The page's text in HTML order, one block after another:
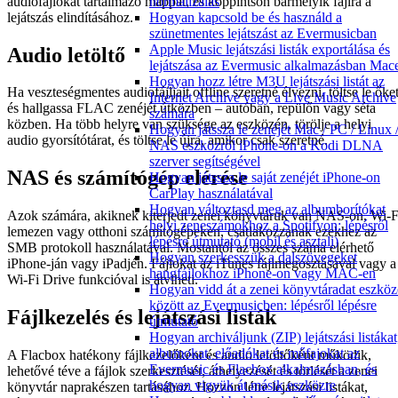
Hogyan kapcsold be és használd a
szünetmentes lejátszást az Evermusicban
Apple Music lejátszási listák exportálása és
lejátszása az Evermusic alkalmazásban
Hogyan hozz létre M3U lejátszási listát az
Internet Archive vagy a Live Music Archive
számára
Hogyan játssza le zenéjét Mac / PC / Linux /
NAS eszközről iPhone-on a Kodi DLNA
szerver segítségével
Hogyan játssza le saját zenéjét iPhone-on
CarPlay használatával
Hogyan változtasd meg az albumborítókat
helyi zeneszámokhoz a Spotifyon: lépésről
lépésre útmutató (mobil és asztali)
Hogyan szerkesszük a dalszövegeket
hangfájlokhoz iPhone-on vagy MAC-en
Hogyan vidd át a zenei könyvtáradat
között az Evermusicben: lépésről lépésre
útmutató
Hogyan archiváljunk (ZIP) lejátszási
albumokat, előadókat és műfajokat az
Evermusic és Flacbox alkalmazásban, és
hogyan vigyük át másik eszközre
lejátszás elindításához.
Audio letöltő
Ha veszteségmentes audiofájljait offline szeretné élvezni, töltse le
és hallgassa FLAC zenéjét útközben – autóban, repülőn vagy séta
közben. Ha több helyre van szüksége az eszközén, törölje a helyi
audio gyorsítótárat, és töltse le újra, amikor csak szeretné.
NAS és számítógép elérése
Azok számára, akiknek kiterjedt zenei könyvtáruk van NAS-on, Wi-
lemezen vagy otthoni számítógépeken, csatlakozzanak ezekhez az
SMB protokoll használatával. Mostantól az összes száma elérhető
iPhone-ján vagy iPadjén. Fájlokat az iTunes fájlmegosztásával vagy a
Wi-Fi Drive funkcióval is átviheti.
Fájlkezelés és lejátszási listák
A Flacbox hatékony fájlkezelőként és audio letöltőként működik,
lehetővé téve a fájlok szerkesztését, áthelyezését és törlését a zenei
könyvtár naprakészen tartásához. Hozzon létre lejátszási listákat,